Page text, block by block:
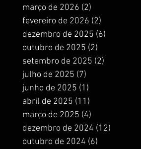
março de 2026 (2)
fevereiro de 2026 (2)
dezembro de 2025 (6)
outubro de 2025 (2)
setembro de 2025 (2)
julho de 2025 (7)
junho de 2025 (1)
abril de 2025 (11)
março de 2025 (4)
dezembro de 2024 (12)
outubro de 2024 (6)